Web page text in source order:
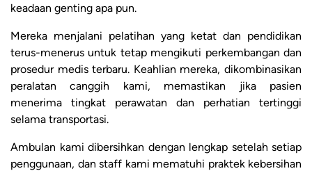
keadaan genting apa pun.
Mereka menjalani pelatihan yang ketat dan pendidikan
terus-menerus untuk tetap mengikuti perkembangan dan
prosedur medis terbaru. Keahlian mereka, dikombinasikan
peralatan canggih kami, memastikan jika pasien
menerima tingkat perawatan dan perhatian tertinggi
selama transportasi.
Ambulan kami dibersihkan dengan lengkap setelah setiap
penggunaan, dan staff kami mematuhi praktek kebersihan